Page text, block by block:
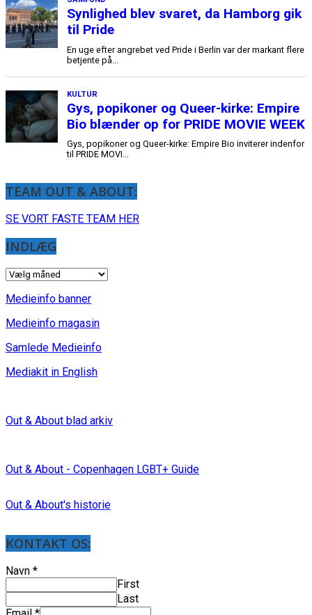
TEAM OUT & ABOUT:
SE VORT FASTE TEAM HER
INDLÆG
INDLÆG
Medieinfo banner
Medieinfo magasin
Samlede Medieinfo
Mediakit in English
Out & About blad arkiv
Out & About - Copenhagen LGBT+ Guide
Out & About's historie
KONTAKT OS:
Navn *
First
Last